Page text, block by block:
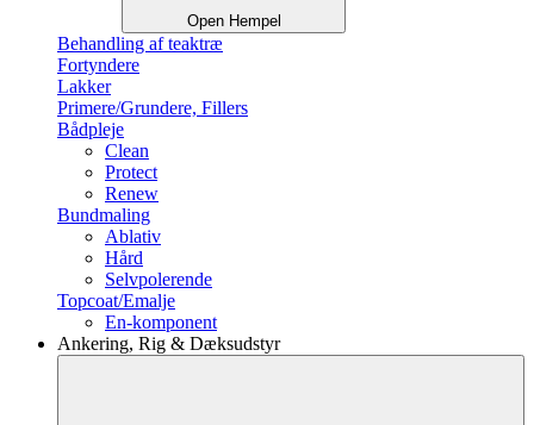
Open Hempel
Behandling af teaktræ
Fortyndere
Lakker
Primere/Grundere, Fillers
Bådpleje
Clean
Protect
Renew
Bundmaling
Ablativ
Hård
Selvpolerende
Topcoat/Emalje
En-komponent
Ankering, Rig & Dæksudstyr